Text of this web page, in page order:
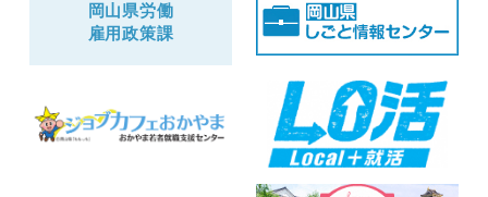
岡山県労働
雇用政策課